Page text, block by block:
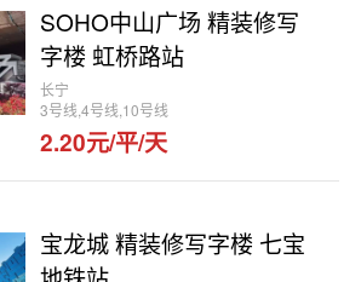
SOHO中山广场 精装修写
字楼 虹桥路站
长宁
3号线,4号线,10号线
2.20元/平/天
宝龙城 精装修写字楼 七宝